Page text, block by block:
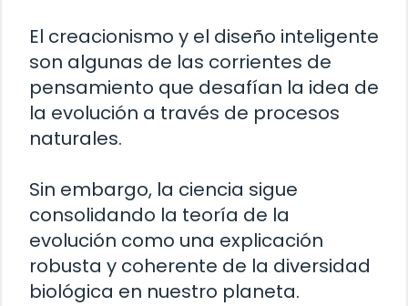
El creacionismo y el diseño inteligente
son algunas de las corrientes de
pensamiento que desafían la idea de
la evolución a través de procesos
naturales.
Sin embargo, la ciencia sigue
consolidando la teoría de la
evolución como una explicación
robusta y coherente de la diversidad
biológica en nuestro planeta.